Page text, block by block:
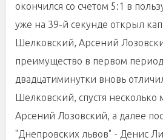
окончился со счетом 5:1 в
уже на 39-й секунде открыл
Шелковский, Арсений
преимущество в первом
двадцатиминутки вновь
Шелковский, спустя несколько
Арсений Лозовский, а далее
"Днепровских львов" - Денис